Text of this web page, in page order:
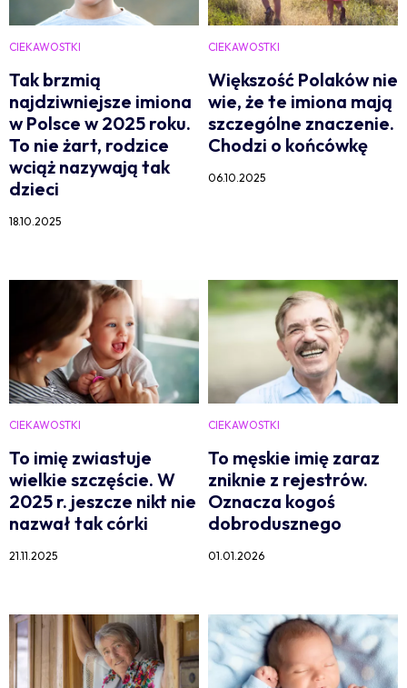
CIEKAWOSTKI
Tak brzmią
najdziwniejsze imiona
w Polsce w 2025 roku.
To nie żart, rodzice
wciąż nazywają tak
dzieci
18.10.2025
CIEKAWOSTKI
Większość Polaków nie
wie, że te imiona mają
szczególne znaczenie.
Chodzi o końcówkę
06.10.2025
CIEKAWOSTKI
To imię zwiastuje
wielkie szczęście. W
2025 r. jeszcze nikt nie
nazwał tak córki
21.11.2025
CIEKAWOSTKI
To męskie imię zaraz
zniknie z rejestrów.
Oznacza kogoś
dobrodusznego
01.01.2026